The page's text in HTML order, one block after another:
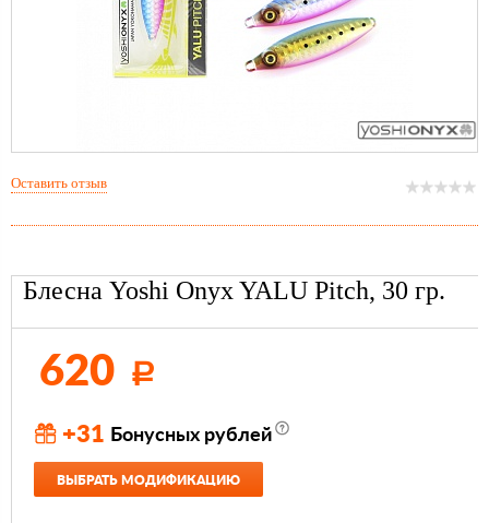
Блесна Yoshi Onyx YALU Pitch, 30 гр.
620 Р
+31 Бонусных рублей
ВЫБРАТЬ МОДИФИКАЦИЮ
Оставить отзыв